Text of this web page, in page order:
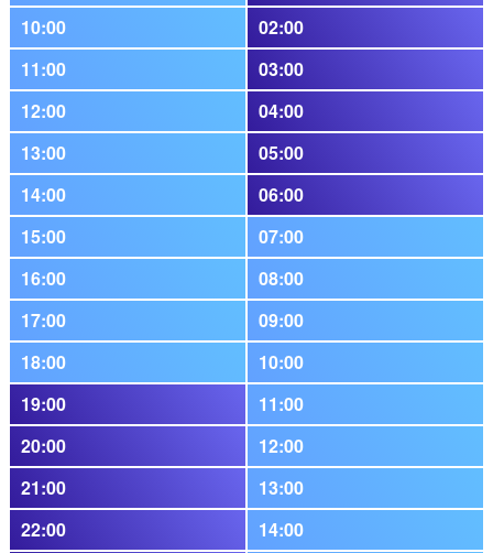
10:00
02:00
11:00
03:00
12:00
04:00
13:00
05:00
14:00
06:00
15:00
07:00
16:00
08:00
17:00
09:00
18:00
10:00
19:00
11:00
20:00
12:00
21:00
13:00
22:00
14:00